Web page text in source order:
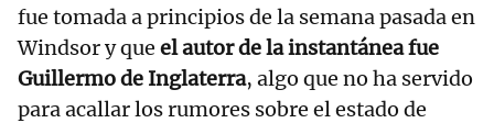
fue tomada a principios de la semana pasada en
Windsor y que el autor de la instantánea fue
Guillermo de Inglaterra, algo que no ha servido
para acallar los rumores sobre el estado de